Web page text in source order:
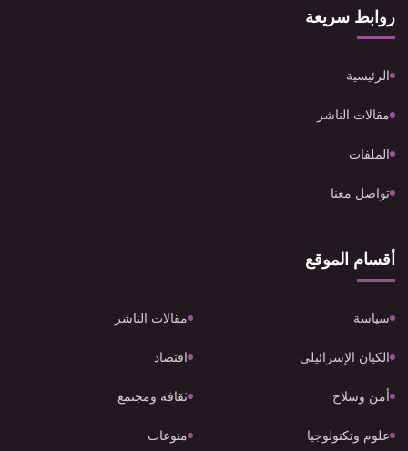
روابط سريعة
الرئيسية
مقالات الناشر
الملفات
تواصل معنا
أقسام الموقع
سياسة مقالات الناشر
الكيان الإسرائيلي اقتصاد
أمن وسلاح ثقافة ومجتمع
علوم وتكنولوجيا منوعات